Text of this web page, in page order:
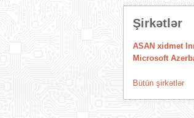
Şirkətlər
Microsoft
Bütün şirkətlər